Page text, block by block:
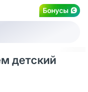
Бонусы
детский